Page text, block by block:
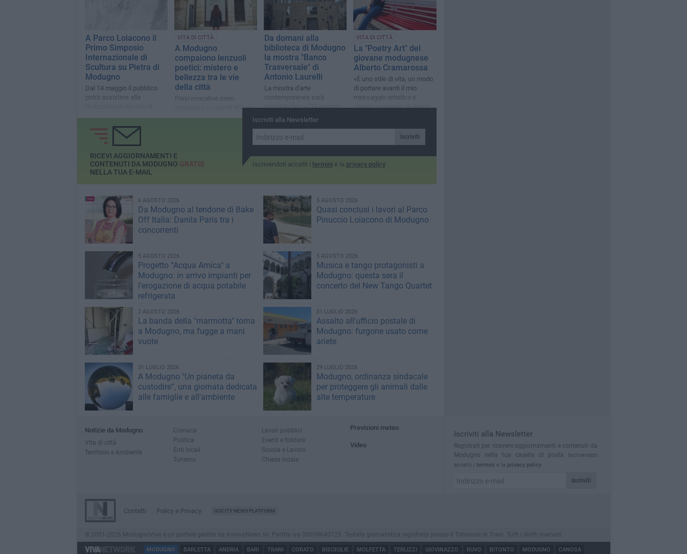
Rinascita"
A Parco Loiacono il
Primo Simposio
Internazionale di
Scultura su Pietra di
Modugno
Dal 14 maggio il pubblico
potrà assistere alla
VITA DI CITTÀ
A Modugno
compaiono lenzuoli
poetici: mistero e
bellezza tra le vie
della città
Frasi evocative sono
comparse su grandi teli che
adornano edifici storici,
Da domani alla
biblioteca di Modugno
la mostra "Banco
Trasversale" di
Antonio Laurelli
La mostra d'arte
contemporanea sarà
visitabile fino al 19 gennaio
2025
VITA DI CITTÀ
La "Poetry Art" del
giovane modugnese
Alberto Cramarossa
«È uno stile di vita, un modo
di portare avanti il mio
messaggio artistico e
umano, sperando di ispirare
credo esista in ognuno di
noi»
Iscriviti alla Newsletter
Iscriviti
Iscrivendoti accetti i termini e la privacy policy
RICEVI AGGIORNAMENTI E
CONTENUTI DA MODUGNO GRATIS
NELLA TUA E-MAIL
6 AGOSTO 2026
Da Modugno al tendone di Bake
Off Italia: Danila Paris tra i
concorrenti
5 AGOSTO 2026
Quasi conclusi i lavori al Parco
Pinuccio Loiacono di Modugno
5 AGOSTO 2026
Progetto “Acqua Amica" a
Modugno: in arrivo impianti per
l’erogazione di acqua potabile
refrigerata
5 AGOSTO 2026
Musica e tango protagonisti a
Modugno: questa sera il
concerto del New Tango Quartet
2 AGOSTO 2026
La banda della "marmotta" torna
a Modugno, ma fugge a mani
vuote
31 LUGLIO 2026
Assalto all'ufficio postale di
Modugno: furgone usato come
ariete
31 LUGLIO 2026
A Modugno "Un pianeta da
custodire”, una giornata dedicata
alle famiglie e all'ambiente
29 LUGLIO 2026
Modugno, ordinanza sindacale
per proteggere gli animali dalle
alte temperature
Notizie da Modugno
Vita di città
Territorio e Ambiente
Cronaca
Politica
Enti locali
Turismo
Lavori pubblici
Eventi e folklore
Scuola e Lavoro
Chiesa locale
Previsioni meteo
Video
Iscriviti alla Newsletter
Registrati per ricevere aggiornamenti e contenuti da
Modugno nella tua casella di posta
Iscrivendoti
accetti i termini e la privacy policy
Iscriviti
Contatti Policy e Privacy GOCITY NEWS PLATFORM
© 2001-2026 ModugnoViva è un portale gestito da InnovaNews srl. Partita iva 08059640725. Testata giornalistica registrata presso il Tribunale di Trani. Tutti i diritti riservati.
MODUGNO BARLETTA ANDRIA BARI TRANI CORATO BISCEGLIE MOLFETTA TERLIZZI GIOVINAZZO RUVO BITONTO MODUGNO CANOSA